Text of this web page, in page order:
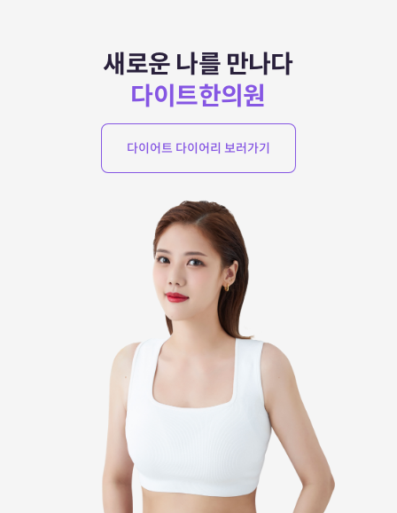
새로운 나를 만나다
다이트한의원
다이어트 다이어리 보러가기